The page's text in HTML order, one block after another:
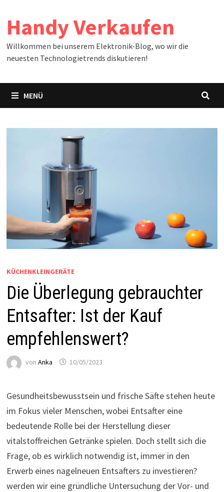
Inhalt
springen
Handy Verkaufen
Willkommen bei unserem Elektronik-Blog, wo wir die
neuesten Technologietrends diskutieren!
MENÜ
KÜCHENKLEINGERÄTE
Die Überlegung gebrauchter
Entsafter: Ist der Kauf
empfehlenswert?
von Anka 10/05/2023
Gesundheitsbewusstsein und frische Säfte stehen heute
im Fokus vieler Menschen, wobei Entsafter eine
bedeutende Rolle bei der Herstellung dieser
vitalstoffreichen Getränke spielen. Doch stellt sich die
Frage, ob es wirklich notwendig ist, immer in den
Erwerb eines nagelneuen Entsafters zu investieren?
werden wir eine gründliche Untersuchung der Vor- und